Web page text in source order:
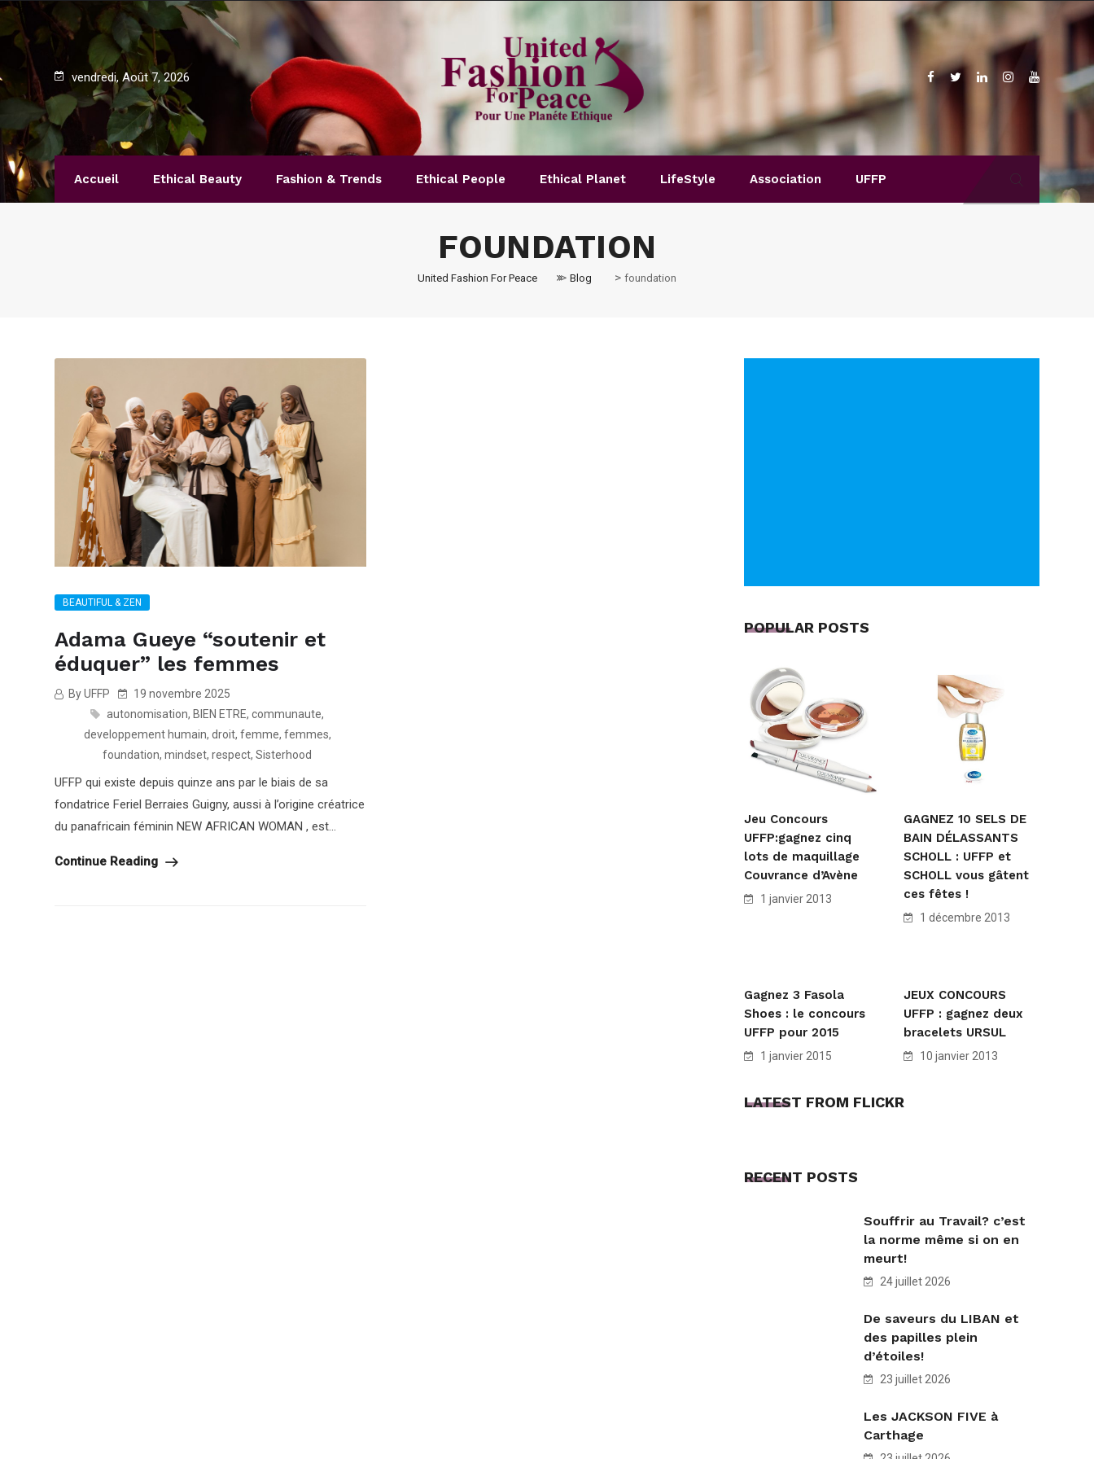
vendredi, Août 7, 2026
Accueil Ethical Beauty Fashion & Trends Ethical People Ethical Planet LifeStyle Association UFFP
FOUNDATION
United Fashion For Peace > Blog > foundation
BEAUTIFUL & ZEN
Adama Gueye “soutenir et
éduquer” les femmes
By UFFP
19 novembre 2025
autonomisation,BIEN ETRE,communaute,
developpement humain, droit, femme, femmes,
foundation,mindset,respect,Sisterhood
UFFP qui existe depuis quinze ans par le biais de sa
fondatrice Feriel Berraies Guigny, aussi à l’origine créatrice
du panafricain féminin NEW AFRICAN WOMAN , est...
Continue Reading
POPULAR POSTS
Jeu Concours
UFFP:gagnez cinq
lots de maquillage
Couvrance d’Avène
1 janvier 2013
GAGNEZ 10 SELS DE
BAIN DÉLASSANTS
SCHOLL : UFFP et
SCHOLL vous gâtent
ces fêtes !
1 décembre 2013
Gagnez 3 Fasola
Shoes : le concours
UFFP pour 2015
1 janvier 2015
JEUX CONCOURS
UFFP : gagnez deux
bracelets URSUL
10 janvier 2013
LATEST FROM FLICKR
RECENT POSTS
Souffrir au Travail? c’est
la norme même si on en
meurt!
24 juillet 2026
De saveurs du LIBAN et
des papilles plein
d’étoiles!
23 juillet 2026
Les JACKSON FIVE à
Carthage